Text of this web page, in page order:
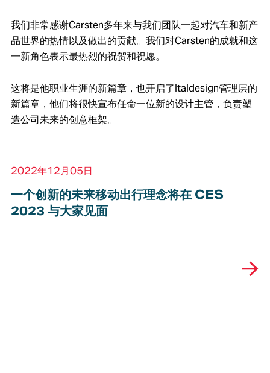
我们非常感谢Carsten多年来与我们团队一起对汽车和新产
品世界的热情以及做出的贡献。我们对Carsten的成就和这
一新角色表示最热烈的祝贺和祝愿。
这将是他职业生涯的新篇章，也开启了Italdesign管理层的
新篇章，他们将很快宣布任命一位新的设计主管，负责塑
造公司未来的创意框架。
2022年12月05日
一个创新的未来移动出行理念将在 CES
2023 与大家见面